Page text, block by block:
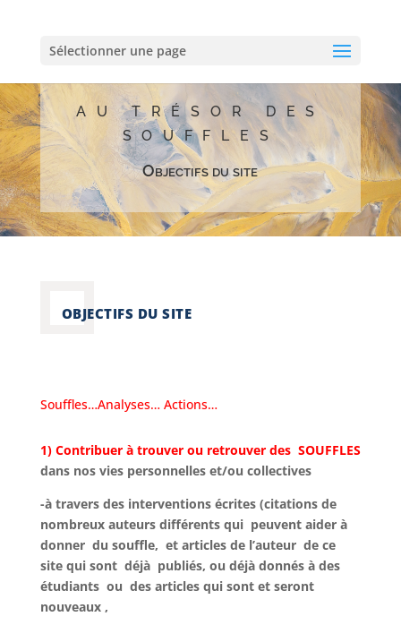
Sélectionner une page
AU TRÉSOR DES
SOUFFLES
Objectifs du site
OBJECTIFS DU SITE
Souffles…Analyses… Actions…
1)Contribuer àtrouver ou retrouver des SOUFFLES
dans nos vies personnelles et/ou collectives
-à travers des interventions écrites (citations de
nombreux auteurs différents qui peuvent aider à
donner du souffle, et articles de l’auteur de ce
site qui sont déjà publiés, ou déjà donnés à des
étudiants ou des articles qui sont et seront
nouveaux ,